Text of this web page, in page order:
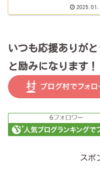
いつも応援ありが
と励みになります！
スポ